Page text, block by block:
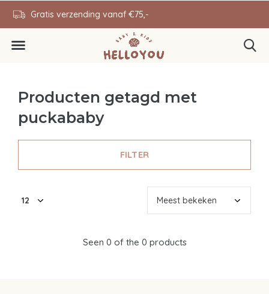
Gratis verzending vanaf €75,-
Producten getagd met
puckababy
FILTER
Seen 0 of the 0 products